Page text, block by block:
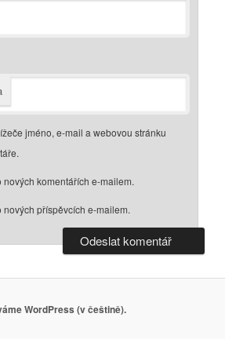
jméno, e-mail a webovou stránku
nových komentářích e-mailem.
nových příspěvcích e-mailem.
WordPress (v češtině).